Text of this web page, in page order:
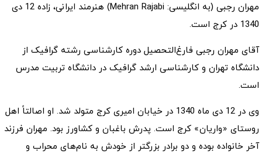
مهران رجبی (به انگلیسی: Mehran Rajabi) هنرمند ایرانی، زاده 12 دی
1340 در کرج است.
آقای مهران رجبی فارغ‌التحصیل دوره کارشناسی رشته گرافیک از
دانشگاه تهران و کارشناسی ارشد گرافیک در دانشگاه تربیت مدرس
است.
وی در 12 دی ماه 1340 در خیابان امیری کرج متولد شد. او اصالتاً اهل
روستای «واریان» کرج است. پدرش باغبان و کشاورز بود. مهران فرزند
آخر خانواده بوده و دو برادر بزرگتر از خودش به نام‌های محراب و